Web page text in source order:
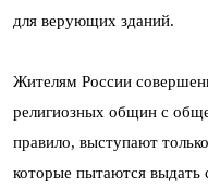
для верующих зданий.
Жителям России
религиозных общин с
правило, выступают
которые пытаются выдать